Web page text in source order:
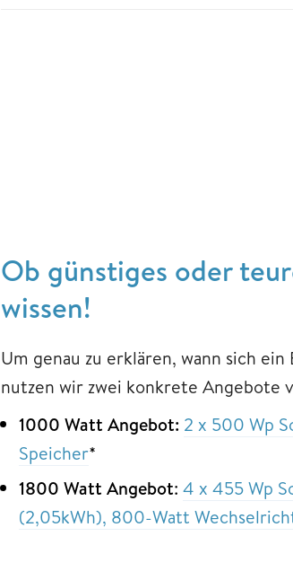
Ob günstiges oder
wissen!
Um genau zu erklären, wann sich
nutzen wir zwei konkrete Angebote
1000 Watt Angebot: 2 x 500 Wp
Speicher*
1800 Watt Angebot: 4 x 455 Wp
(2,05kWh), 800-Watt